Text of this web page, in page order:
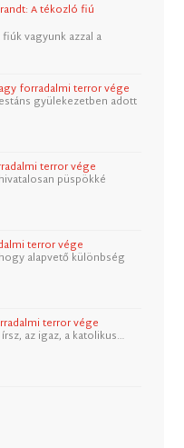
A tékozló fiú
vagyunk azzal a
forradalmi terror vége
gyülekezetben adott
terror vége
püspökké
terror vége
alapvető különbség
terror vége
az igaz, a katolikus…